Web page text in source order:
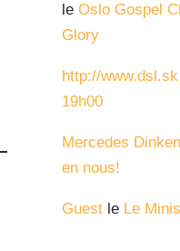
le Oslo Gospel
Glory
http://www.dsl.sk
19h00
Mercedes
en nous!
Guest le Le